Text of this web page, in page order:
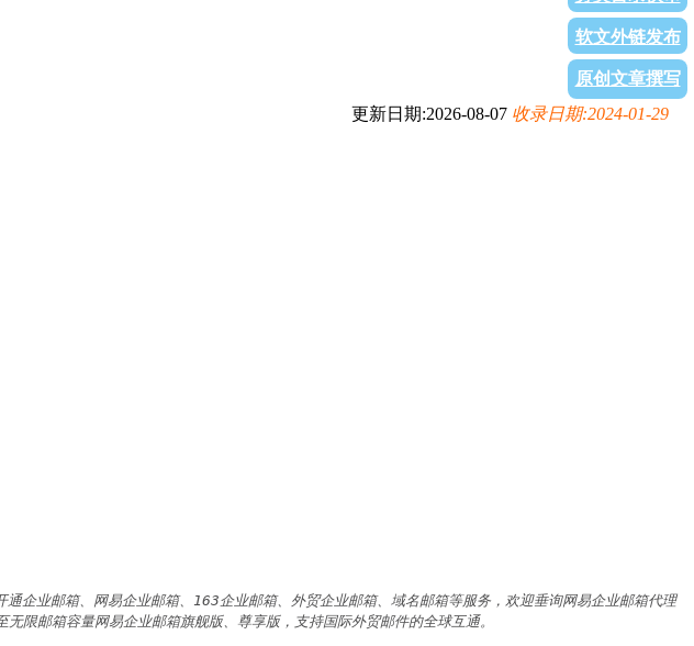
软文外链发布
原创文章撰写
更新日期:2026-08-07 收录日期:2024-01-29
业邮箱、网易企业邮箱、163企业邮箱、外贸企业邮箱、域名邮箱等服务，欢迎垂询网易企业邮箱代理
邮箱容量网易企业邮箱旗舰版、尊享版，支持国际外贸邮件的全球互通。